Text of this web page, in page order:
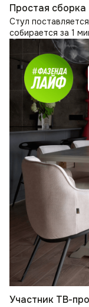
Простая сборка
Стул
собирается за 1
Участник ТВ-